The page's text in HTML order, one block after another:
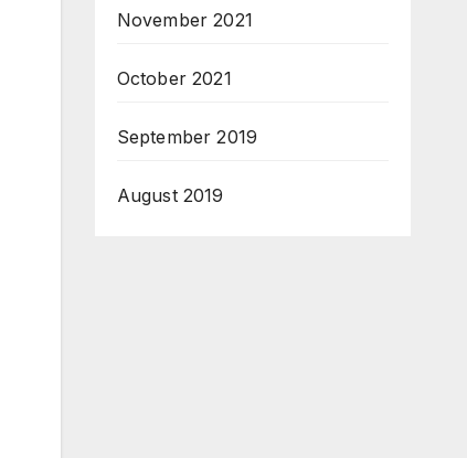
November 2021
October 2021
September 2019
August 2019